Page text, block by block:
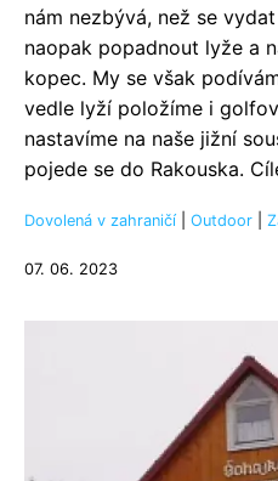
nám nezbývá, než se
naopak popadnout lyže a
kopec. My se však
vedle lyží položíme i
nastavíme na naše jižní
pojede se do Rakouska.
Dovolená v zahraničí Outdoor
07. 06. 2023